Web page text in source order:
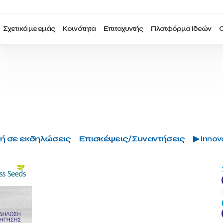
Σχετικά με εμάς Κοινότητα Επιταχυντής Πλατφόρμα Ιδεών
σε εκδηλώσεις Επισκέψεις/Συναντήσεις ▶